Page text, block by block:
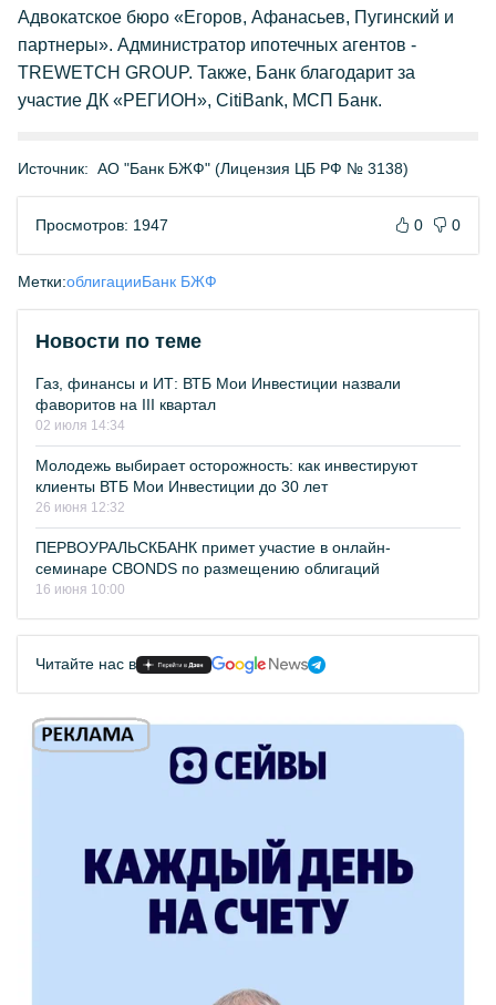
Адвокатское бюро «Егоров, Афанасьев, Пугинский и
партнеры». Администратор ипотечных агентов -
TREWETCH GROUP. Также, Банк благодарит за
участие ДК «РЕГИОН», CitiBank, МСП Банк.
Источник: АО "Банк БЖФ" (Лицензия ЦБ РФ № 3138)
Просмотров: 1947 0 0
Метки:облигацииБанк БЖФ
Новости по теме
Газ, финансы и ИТ: ВТБ Мои Инвестиции назвали
фаворитов на III квартал
02 июля 14:34
Молодежь выбирает осторожность: как инвестируют
клиенты ВТБ Мои Инвестиции до 30 лет
26 июня 12:32
ПЕРВОУРАЛЬСКБАНК примет участие в онлайн-
семинаре CBONDS по размещению облигаций
16 июня 10:00
Читайте нас в